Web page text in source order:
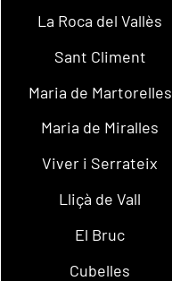
La Roca del Vallès
Sant Climent
Maria de Martorelles
Maria de Miralles
Viver i Serrateix
Lliçà de Vall
El Bruc
Cubelles